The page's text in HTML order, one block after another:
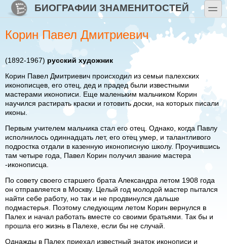
Перейти к основному содержанию
Skip to searchБИОГРАФИИ ЗНАМЕНИТОСТЕЙ toggle
Корин Павел Дмитриевич
(1892-1967) русский художник
Корин Павел Дмитриевич происходил из семьи палехских
иконописцев, его отец, дед и прадед были известными
мастерами иконописи. Еще маленьким мальчиком Корин
научился растирать краски и готовить доски, на которых писали
иконы.
Первым учителем мальчика стал его отец. Однако, когда Павлу
исполнилось одиннадцать лет, его отец умер, и талантливого
подростка отдали в казенную иконописную школу. Проучившись
там четыре года, Павел Корин получил звание мастера
-иконописца.
По совету своего старшего брата Александра летом 1908 года
он отправляется в Москву. Целый год молодой мастер пытался
найти себе работу, но так и не продвинулся дальше
подмастерья. Поэтому следующим летом Корин вернулся в
Палех и начал работать вместе со своими братьями. Так бы и
прошла его жизнь в Палехе, если бы не случай.
Однажды в Палех приехал известный знаток иконописи и